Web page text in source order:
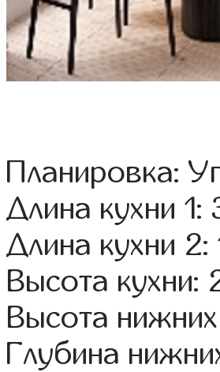
Планировка:
Длина кухни 1:
Длина кухни 2:
Высота кухни:
Высота
Глубина